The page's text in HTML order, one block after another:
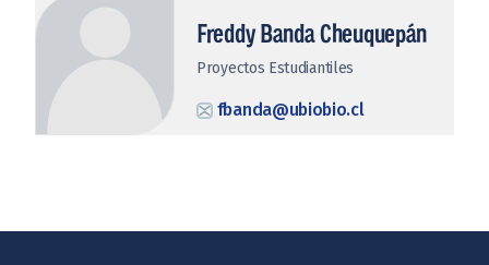
Freddy Banda Cheuquepán
Proyectos Estudiantiles
fbanda@ubiobio.cl